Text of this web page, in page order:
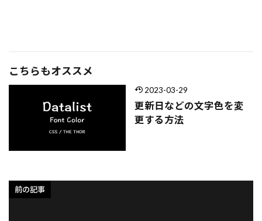
こちらもオススメ
2023-03-29
更新日などの文字色を変
更する方法
前の記事